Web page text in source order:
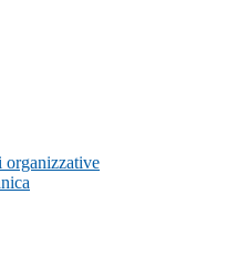
organizzative